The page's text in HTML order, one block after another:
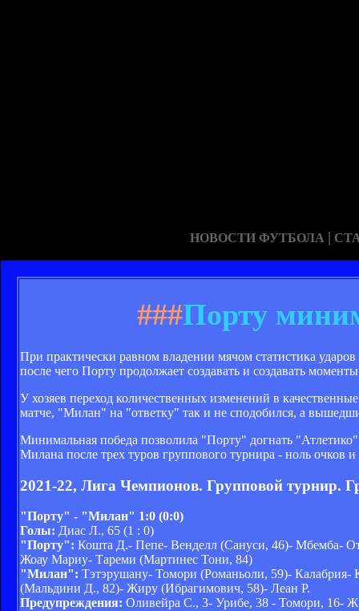
НОВОСТИ ФУТБОЛА |
###Порту
При практически равном владении мячом статистика
после чего Порту продолжает создавать и создавать
У хозяев переход количественных изменений в
матче, "Милан" на "ответку" так и не сподобился, а
Минимальная победа позволила "Порту" догнать
Милана после трех туров группового турнира - ноль очков и
2021-22, Лига Чемпионов. Групповой турнир.
"Порту" - "Милан" 1:0 (0:0)
Голы: Диас Л., 65 (1 : 0)
"Порту": Кошта Д.- Пепе- Венделл (Сануси, 46)- Мбемба-
Жоау Мариу- Тареми (Мартинес Тони, 84)
"Милан": Тэтэрушану- Томори (Романьоли, 59)-
(Мальдини Д., 82)- Жиру (Ибрагимович, 58)- Леан Р.
Предупреждения: Оливейра С., 3- Урибе, 38 - Томори, 16-